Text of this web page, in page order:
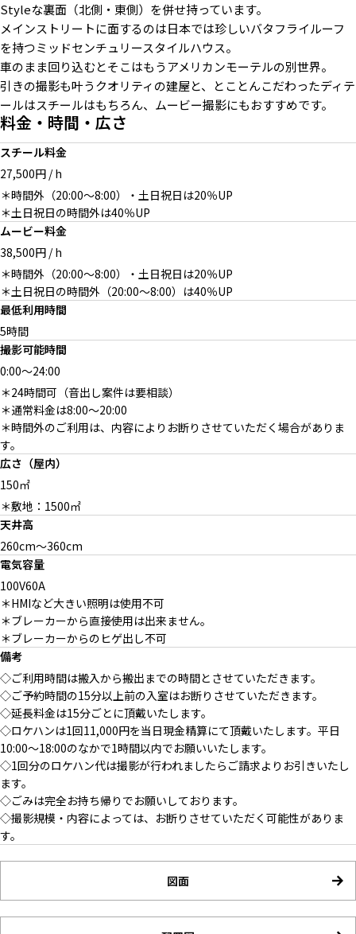
Motel Room Motel Room Kids Room
Kids Room
Motel Café Mid Century Entrance
Mid Century Living Mid Century Right
Styleな裏面（北側・東側）を併せ持っています。
メインストリートに面するのは日本では珍しいバタフライルーフ
を持つミッドセンチュリースタイルハウス。
車のまま回り込むとそこはもうアメリカンモーテルの別世界。
引きの撮影も叶うクオリティの建屋と、とことんこだわったディテ
ールはスチールはもちろん、ムービー撮影にもおすすめです。
料金・時間・広さ
スチール料金
27,500円 / h
＊時間外（20:00〜8:00）・土日祝日は20％UP
＊土日祝日の時間外は40％UP
ムービー料金
38,500円 / h
＊時間外（20:00〜8:00）・土日祝日は20％UP
＊土日祝日の時間外（20:00〜8:00）は40％UP
最低利用時間
5時間
撮影可能時間
0:00～24:00
＊24時間可（音出し案件は要相談）
＊通常料金は8:00〜20:00
＊時間外のご利用は、内容によりお断りさせていただく場合がありま
す。
広さ（屋内）
150㎡
＊敷地：1500㎡
天井高
260cm～360cm
電気容量
100V60A
＊HMIなど大きい照明は使用不可
＊ブレーカーから直接使用は出来ません。
＊ブレーカーからのヒゲ出し不可
備考
◇ご利用時間は搬入から搬出までの時間とさせていただきます。
◇ご予約時間の15分以上前の入室はお断りさせていただきます。
◇延長料金は15分ごとに頂戴いたします。
◇ロケハンは1回11,000円を当日現金精算にて頂戴いたします。平日
10:00〜18:00のなかで1時間以内でお願いいたします。
◇1回分のロケハン代は撮影が行われましたらご請求よりお引きいたし
ます。
◇ごみは完全お持ち帰りでお願いしております。
◇撮影規模・内容によっては、お断りさせていただく可能性がありま
す。
図面